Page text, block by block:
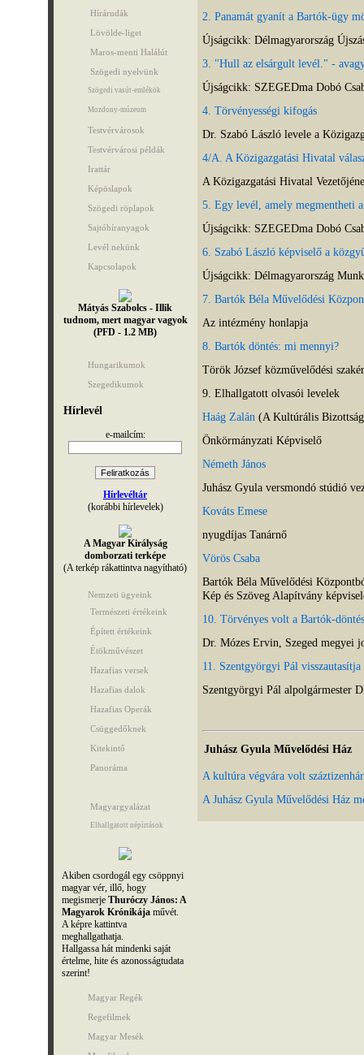
Hírárudák
Lövölde-liget
Maros-menti Halálút
Szögedi nyelvünk
Szögedi vasút-emlékök
Mozdony-múzeum
Testvérvárosok
Testvérvárosi példák
Irattár
Képöslapok
Szögedi röplapok
Sajtóhíranyagok
Levél nekünk
Kapcsolapok
Mátyás Szabolcs - Illik
tudnom, mert magyar vagyok
(PFD - 1.2 MB)
Hungarikumok
Szegedikumok
Hírlevél
e-mailcím:
Hírlevéltár
(korábbi hírlevelek)
A Magyar Királyság
domborzati terképe
(A terkép rákattintva nagyítható)
Nemzeti ügyeink
Természeti értékeink
Épített értékeink
Étökművészet
Hazafias versek
Hazafias dalok
Hazafias Operák
Csüggedőknek
Kitekintő
Panoráma
Magyargyalázat
Elhallgatott népírtások
Akiben csordogál egy csöppnyi
magyar vér, illő, hogy
megismerje Thuróczy János: A
Magyarok Krónikájaművét.
A képre kattintva
meghallgathatja.
Hallgassa hát mindenki saját
értelme, hite és azonosságtudata
szerint!
Magyar Regék
Regefilmek
Magyar Mesék
2. Panamát gyanít a Bartók-ügy
Újságcikk: Délmagyarország
3. "Hull az elsárgult levél." -
Újságcikk: SZEGEDma Dobó
4. Törvényességi kifogás
Dr. Szabó László levele a
4/A. A Közigazgatási Hivatal
A Közigazgatási Hivatal
5. Egy levél, amely megmentheti
Újságcikk: SZEGEDma Dobó
6. Szabó László képviselő a
Újságcikk: Délmagyarország
7. Bartók Béla Művelődési
Az intézmény honlapja
8. Bartók döntés: mi mennyi?
Török József közművelődési
9. Elhallgatott olvasói levelek
Haág Zalán (A Kultúrális
Önkörmányzati Képviselő
Németh János
Juhász Gyula versmondó stúdió
Kováts Emese
nyugdíjas Tanárnő
Vörös Csaba
Bartók Béla Művelődési
Kép és Szöveg Alapítvány
10. Törvényes volt a Bartók-
Dr. Mózes Ervin, Szeged megyei
11. Szentgyörgyi Pál
Szentgyörgyi Pál alpolgármester
Juhász Gyula Művelődési Ház
A kultúra végvára volt
A Juhász Gyula Művelődési Ház